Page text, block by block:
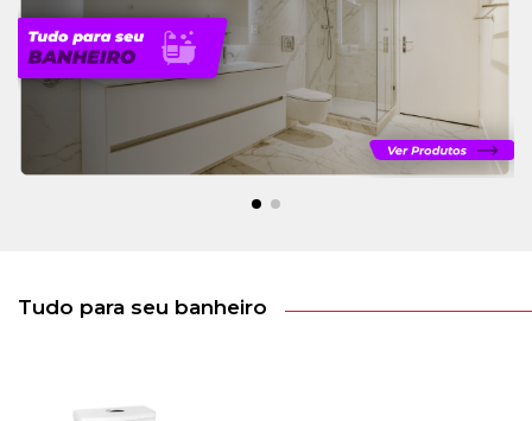
Tudo para seu banheiro